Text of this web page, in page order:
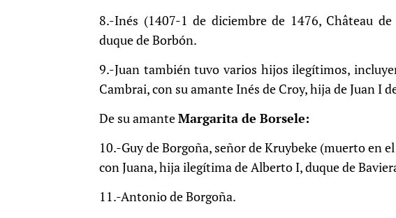
8.-Inés (1407-1 de diciembre de 1476, Château
duque de Borbón.
9.-Juan también tuvo varios hijos ilegítimos,
Cambrai, con su amante Inés de Croy, hija de Juan I
De su amanteMargarita de Borsele: ​
10.-Guy de Borgoña, señor de Kruybeke (muerto en
con Juana, hija ilegítima de Alberto I, duque de
11.-Antonio de Borgoña.